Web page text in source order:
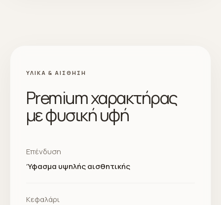
ΥΛΙΚΆ & ΑΊΣΘΗΣΗ
Premium χαρακτήρας
με φυσική υφή
Επένδυση
Ύφασμα υψηλής αισθητικής
Κεφαλάρι